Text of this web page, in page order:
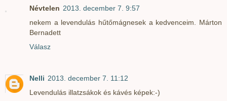
Névtelen 2013. december 7. 9:57
nekem a levendulás hűtőmágnesek a kedvenceim. Márton
Bernadett
Válasz
Nelli 2013. december 7. 11:12
Levendulás illatzsákok és kávés képek:-)